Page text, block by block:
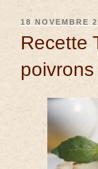
18 NOVEMBRE
Recette
poivrons